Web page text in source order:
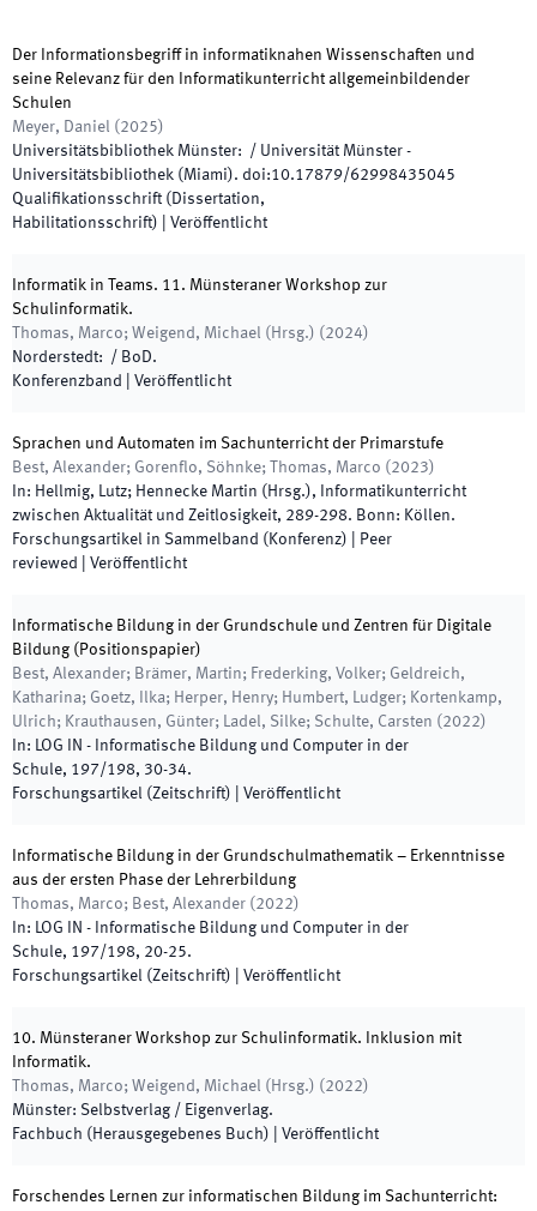
Der Informationsbegriff in informatiknahen Wissenschaften und
seine Relevanz für den Informatikunterricht allgemeinbildender
Schulen
Meyer, Daniel ( 2025)
Universitätsbibliothek Münster: / Universität Münster -
Universitätsbibliothek (Miami). doi:10.17879/62998435045
Qualifikationsschrift (Dissertation,
Habilitationsschrift)
Veröffentlicht
Informatik in Teams. 11. Münsteraner Workshop zur
Schulinformatik.
Thomas, Marco; Weigend, Michael ( Hrsg.) ( 2024)
Norderstedt: / BoD.
Konferenzband
Veröffentlicht
Sprachen und Automaten im Sachunterricht der Primarstufe
Best, Alexander; Gorenflo, Söhnke; Thomas, Marco ( 2023)
In: Hellmig, Lutz; Hennecke Martin ( Hrsg.),
Informatikunterricht
zwischen Aktualität und Zeitlosigkeit, 289-298. Bonn: Köllen.
Forschungsartikel in Sammelband (Konferenz) | Peer
reviewed
Veröffentlicht
Informatische Bildung in der Grundschule und Zentren für Digitale
Bildung (Positionspapier)
Best, Alexander; Brämer, Martin; Frederking, Volker; Geldreich,
Katharina; Goetz, Ilka; Herper, Henry; Humbert, Ludger; Kortenkamp,
Ulrich; Krauthausen, Günter; Ladel, Silke; Schulte, Carsten ( 2022)
In: LOG IN - Informatische Bildung und Computer in der
Schule, 197/198, 30-34.
Forschungsartikel (Zeitschrift)
Veröffentlicht
Informatische Bildung in der Grundschulmathematik – Erkenntnisse
aus der ersten Phase der Lehrerbildung
Thomas, Marco; Best, Alexander ( 2022)
In: LOG IN - Informatische Bildung und Computer in der
Schule, 197/198, 20-25.
Forschungsartikel (Zeitschrift)
Veröffentlicht
10. Münsteraner Workshop zur Schulinformatik. Inklusion mit
Informatik.
Thomas, Marco; Weigend, Michael ( Hrsg.) ( 2022)
Münster: Selbstverlag / Eigenverlag.
Fachbuch (Herausgegebenes Buch)
Veröffentlicht
Forschendes Lernen zur informatischen Bildung im Sachunterricht: